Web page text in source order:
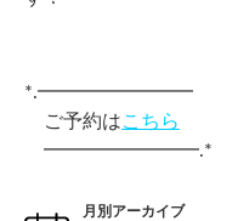
*.━━━━━━━━
ご予約はこちら
━━━━━━━━.*
月別アーカイブ